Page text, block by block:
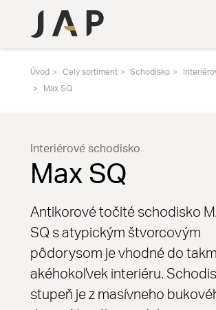
Úvod Celý sortiment Schodisko
Max SQ
Interiérové schodisko
Max SQ
Antikorové točité schodisko
SQ s atypickým štvorcovým
pôdorysom je vhodné do
akéhokoľvek interiéru.
stupeň je z masívneho